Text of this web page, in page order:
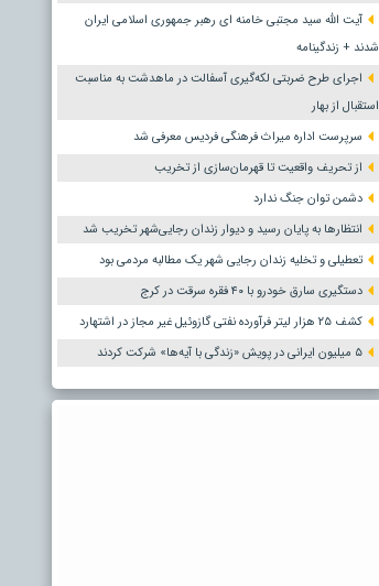
آیت الله سید مجتبی خامنه ای رهبر جمهوری اسلامی ایران
شدند + زندگینامه
اجرای طرح ضربتی لکه‌گیری آسفالت در ماهدشت به مناسبت
استقبال از بهار
سرپرست اداره میراث فرهنگی فردیس معرفی شد
از تحریف واقعیت تا قهرمان‌سازی از تخریب
دشمن توان جنگ ندارد
انتظارها به پایان رسید و دیوار زندان رجایی‌شهر تخریب شد
تعطیلی و تخلیه زندان رجایی شهر یک مطالبه مردمی بود
دستگیری سارق خودرو با ۴۰ فقره سرقت در کرج
کشف ۲۵ هزار لیتر فرآورده نفتی گازوئیل غیر مجاز در اشتهارد
۵ میلیون ایرانی در پویش «زندگی با آیه‌ها» شرکت کردند